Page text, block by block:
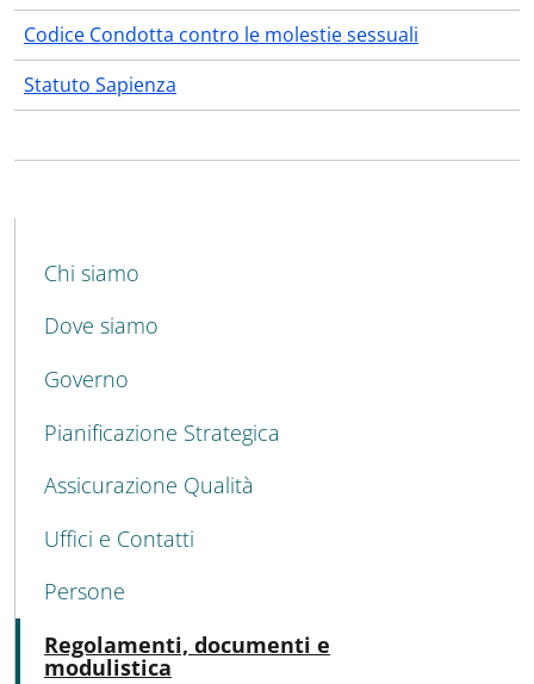
Codice Condotta contro le molestie sessuali
Statuto Sapienza
MAIN NAVIGATION
Chi siamo
Dove siamo
Governo
Pianificazione Strategica
Assicurazione Qualità
Uffici e Contatti
Persone
Regolamenti, documenti e
modulistica